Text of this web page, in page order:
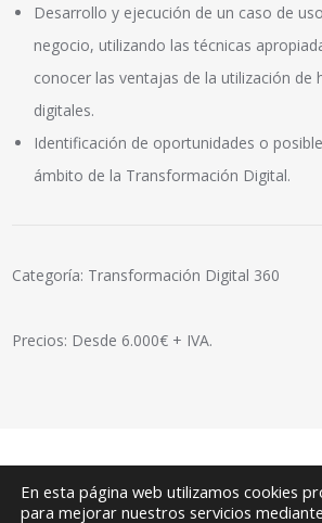
Desarrollo y ejecución de un caso de
negocio, utilizando las técnicas
conocer las ventajas de la utilización de
digitales.
Identificación de oportunidades o
ámbito de la Transformación Digital.
Categoría: Transformación Digital 360
Precios: Desde 6.000€ + IVA.
En esta página web utilizamos cookies
para mejorar nuestros servicios